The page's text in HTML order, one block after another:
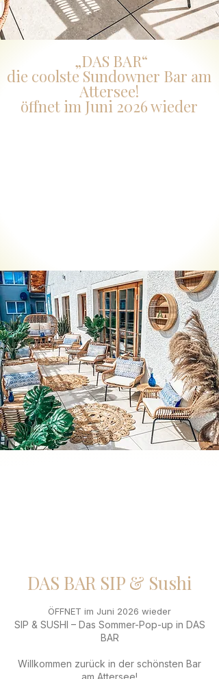
„DAS BAR“
die coolste Sundowner Bar am
Attersee!
öffnet im Juni 2026 wieder
DAS BAR SIP & Sushi
ÖFFNET im Juni 2026 wieder
SIP & SUSHI – Das Sommer-Pop-up in DAS
BAR
Willkommen zurück in der schönsten Bar
am Attersee!